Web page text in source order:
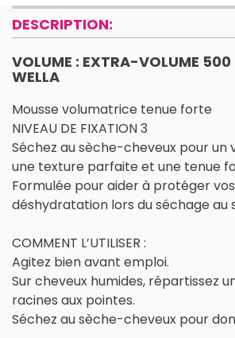
DESCRIPTION:
VOLUME : EXTRA-VOLUME 500
WELLA
Mousse volumatrice tenue forte
NIVEAU DE FIXATION 3
Séchez au sèche-cheveux pour un
une texture parfaite et une tenue
Formulée pour aider à protéger
déshydratation lors du séchage au
COMMENT L’UTILISER :
Agitez bien avant emploi.
Sur cheveux humides, répartissez
racines aux pointes.
Séchez au sèche-cheveux pour